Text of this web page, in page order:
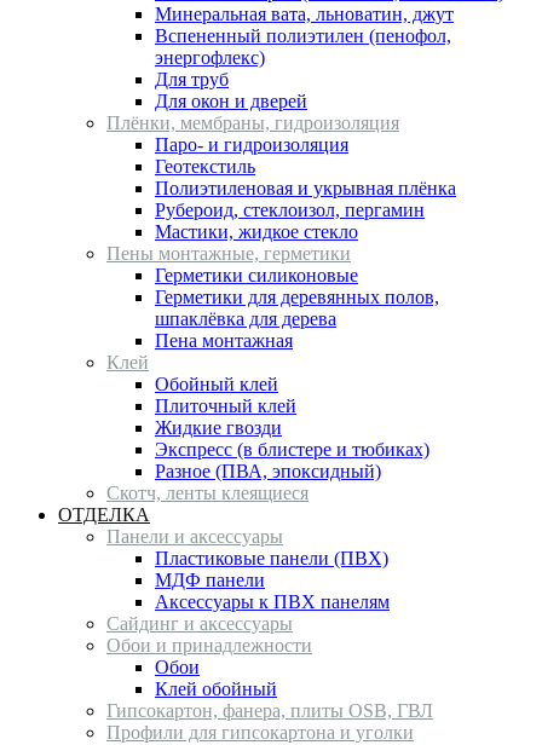
Минеральная вата, льноватин, джут
Вспененный полиэтилен (пенофол,
энергофлекс)
Для труб
Для окон и дверей
Плёнки, мембраны, гидроизоляция
Паро- и гидроизоляция
Геотекстиль
Полиэтиленовая и укрывная плёнка
Рубероид, стеклоизол, пергамин
Мастики, жидкое стекло
Пены монтажные, герметики
Герметики силиконовые
Герметики для деревянных полов,
шпаклёвка для дерева
Пена монтажная
Клей
Обойный клей
Плиточный клей
Жидкие гвозди
Экспресс (в блистере и тюбиках)
Разное (ПВА, эпоксидный)
Скотч, ленты клеящиеся
ОТДЕЛКА
Панели и аксессуары
Пластиковые панели (ПВХ)
МДФ панели
Аксессуары к ПВХ панелям
Сайдинг и аксессуары
Обои и принадлежности
Обои
Клей обойный
Гипсокартон, фанера, плиты OSB, ГВЛ
Профили для гипсокартона и уголки